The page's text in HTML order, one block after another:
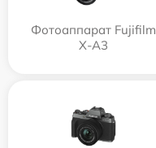
Фотоаппарат Fujifilm
X-A3